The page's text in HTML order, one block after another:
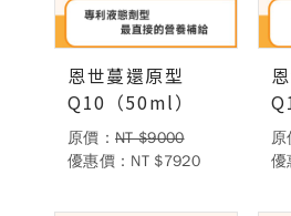
恩世蔓還原型
Q10（50ml）
原價： NT $9000
優惠價：NT $7920
原
優
商品訊息
門市據點 聯
關於我們